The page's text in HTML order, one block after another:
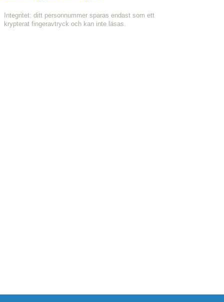
Integritet: ditt personnummer sparas endast som ett
krypterat fingeravtryck och kan inte läsas.